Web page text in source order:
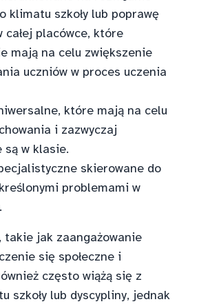
klimatu szkoły lub poprawę
całej placówce, które
mają na celu zwiększenie
uczniów w proces uczenia
które mają na celu
i zazwyczaj
są w klasie.
skierowane do
problemami w
jak zaangażowanie
się społeczne i
często wiążą się z
szkoły lub dyscypliny, jednak